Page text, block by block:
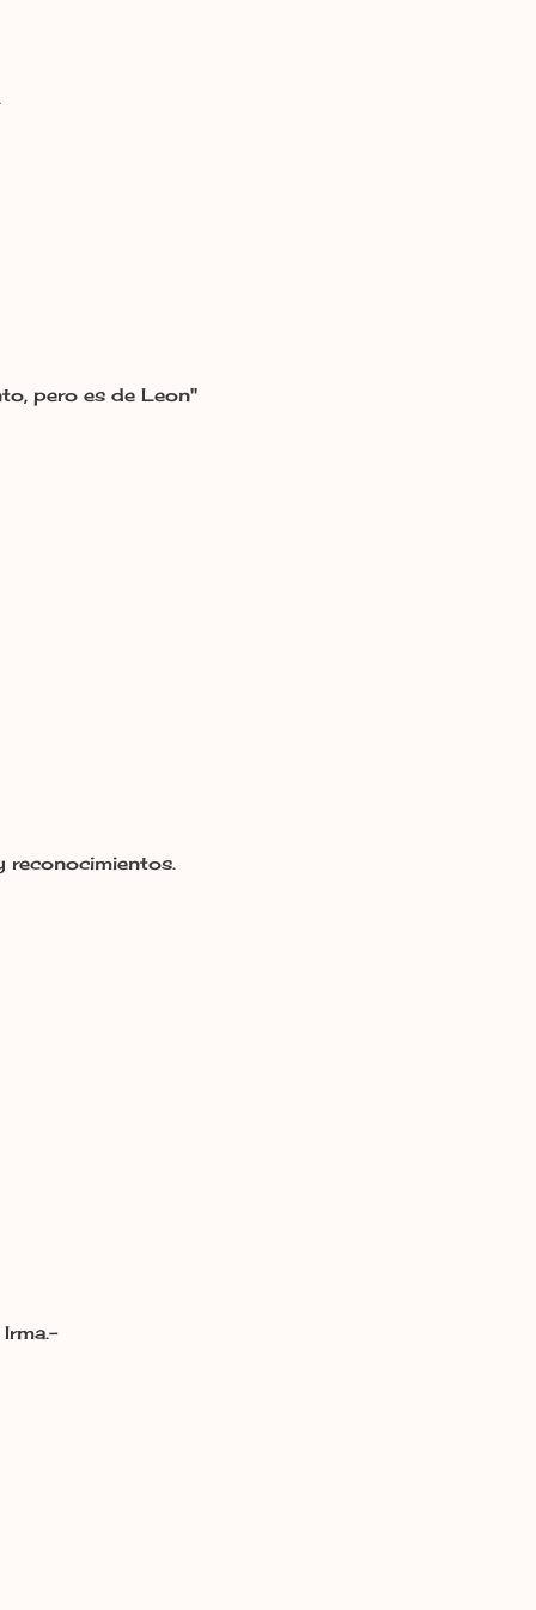
pero es de Leon"
reconocimientos.